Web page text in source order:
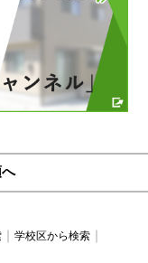
学校区から検索